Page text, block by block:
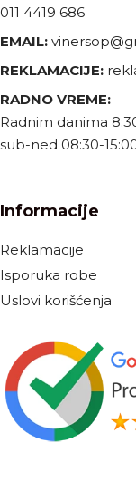
011 4419 686
EMAIL:
REKLAMACIJE:
RADNO VREME:
Radnim danima
sub-ned 08:30-
Informacije
Reklamacije
Isporuka robe
Uslovi korišćenja